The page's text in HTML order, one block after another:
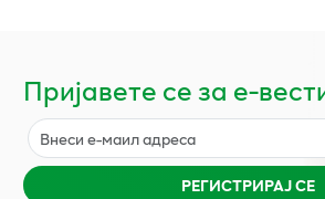
Пријавете се за е-
РЕГИСТРИРАЈ СЕ